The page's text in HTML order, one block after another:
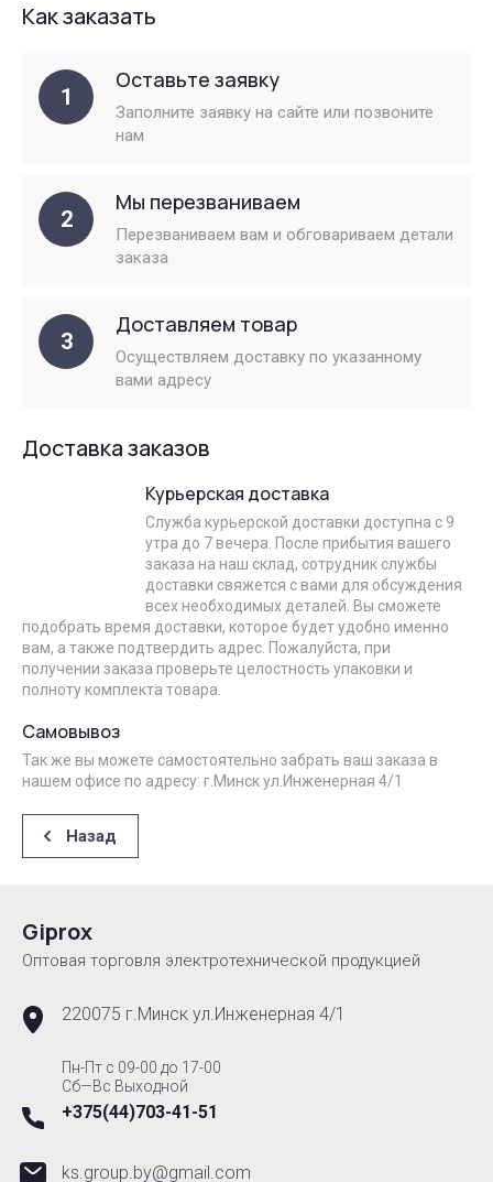
Как заказать
1
Оставьте заявку
Заполните заявку на сайте или позвоните
нам
2
Мы перезваниваем
Перезваниваем вам и обговариваем детали
заказа
3
Доставляем товар
Осуществляем доставку по указанному
вами адресу
Доставка заказов
Курьерская доставка
Служба курьерской доставки доступна с 9
утра до 7 вечера. После прибытия вашего
заказа на наш склад, сотрудник службы
доставки свяжется с вами для обсуждения
всех необходимых деталей. Вы сможете
подобрать время доставки, которое будет удобно именно
вам, а также подтвердить адрес. Пожалуйста, при
получении заказа проверьте целостность упаковки и
полноту комплекта товара.
Самовывоз
Так же вы можете самостоятельно забрать ваш заказа в
нашем офисе по адресу: г.Минск ул.Инженерная 4/1
Назад
Giprox
Оптовая торговля электротехнической продукцией
220075 г.Минск ул.Инженерная 4/1
Пн-Пт с 09-00 до 17-00
Сб—Вс Выходной
+375(44)703-41-51
ks.group.by@gmail.com